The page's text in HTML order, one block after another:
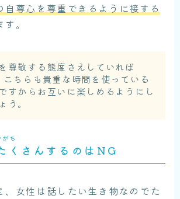
自尊心を尊重できるように接する
。
尊敬する態度さえしていれば
こちらも貴重な時間を使っている
すからお互いに楽しめるようにし
う。
ち
くさんするのはNG
、女性は話したい生き物なのでた